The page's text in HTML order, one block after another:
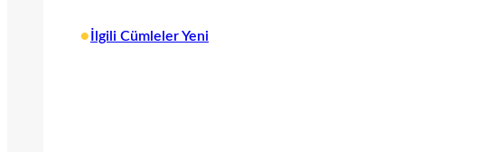
• İlgili Cümleler Yeni